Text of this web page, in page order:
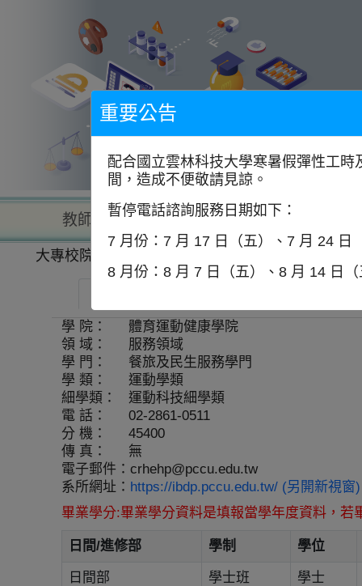
教師查詢 學校查詢
大專校院一覽表
學 院：
體育運動健康學院
領 域：
服務領域
學 門：
餐旅及民生服務學門
學 類：
運動學類
細學類：
運動科技細學類
電 話：
02-2861-0511
分 機：
45400
傳 真：
無
電子郵件： crhehp@pccu.edu.tw
系所網址： https://ibdp.pccu.edu.tw/ (另開新視窗)
畢業學分:畢業學分資料是填報當學年度資料，
日間/進修部 學制 學位
日間部 學士班 學士
重要公告
配合國立雲林科技大學寒暑假彈性工
間，造成不便敬請見諒。
暫停電話諮詢服務日期如下：
7 月份：7 月 17 日（五）、7 月 24 日
8 月份：8 月 7 日（五）、8 月 14 日（